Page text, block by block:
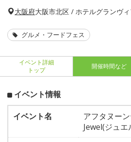
大阪府大阪市北区 / ホテルグランヴ
グルメ・フードフェス
イベント詳細
トップ
開催時間など
イベント情報
イベント名
アフタヌー
Jewel(ジュエ